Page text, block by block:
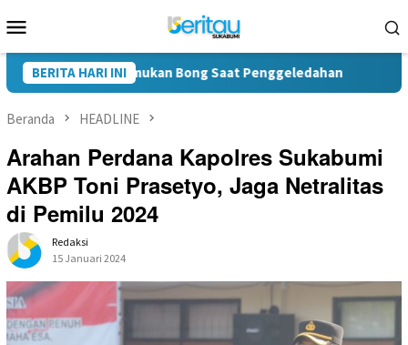
ke
Mobile
BERITA HARI INI
Temukan Bong Saat Penggeledahan Kini Donasi
Beranda HEADLINE
Arahan Perdana Kapolres Sukabumi
AKBP Toni Prasetyo, Jaga Netralitas
di Pemilu 2024
Redaksi
15 Januari 2024